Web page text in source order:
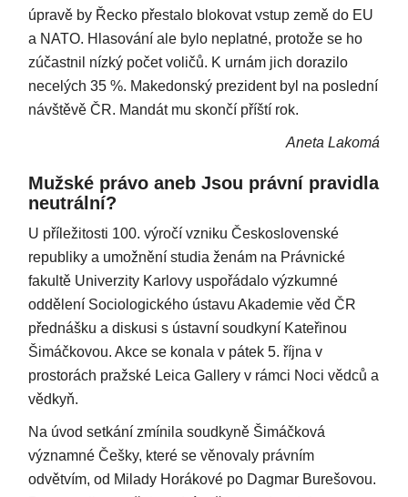
úpravě by Řecko přestalo blokovat vstup země do EU
a NATO. Hlasování ale bylo neplatné, protože se ho
zúčastnil nízký počet voličů. K urnám jich dorazilo
necelých 35 %. Makedonský prezident byl na poslední
návštěvě ČR. Mandát mu skončí příští rok.
Aneta Lakomá
Mužské právo aneb Jsou právní pravidla
neutrální?
U příležitosti 100. výročí vzniku Československé
republiky a umožnění studia ženám na Právnické
fakultě Univerzity Karlovy uspořádalo výzkumné
oddělení Sociologického ústavu Akademie věd ČR
přednášku a diskusi s ústavní soudkyní Kateřinou
Šimáčkovou. Akce se konala v pátek 5. října v
prostorách pražské Leica Gallery v rámci Noci vědců a
vědkyň.
Na úvod setkání zmínila soudkyně Šimáčková
významné Češky, které se věnovaly právním
odvětvím, od Milady Horákové po Dagmar Burešovou.